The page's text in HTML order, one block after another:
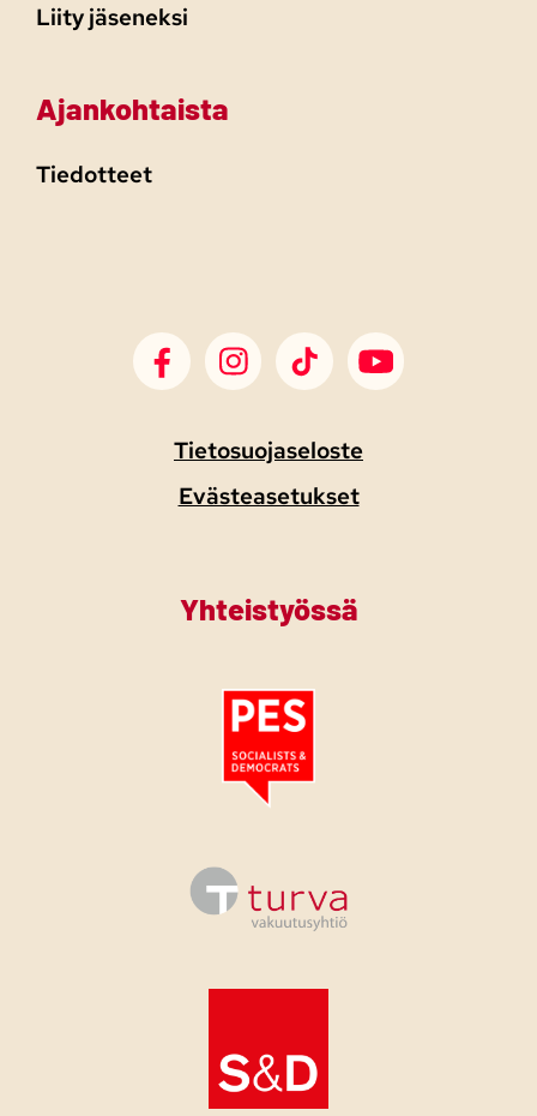
Liity jäseneksi
Ajankohtaista
Tiedotteet
SDP Facebook
SDP Instagram
SDP TikTokSDP Youtube
Tietosuojaseloste
Evästeasetukset
Yhteistyössä
Tutustu PES:n periaatejulistukseen